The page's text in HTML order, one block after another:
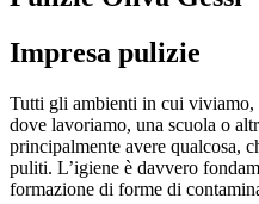
Impresa pulizie
Tutti gli ambienti in cui viviamo,
dove lavoriamo, una scuola o
principalmente avere qualcosa,
puliti. L’igiene è davvero
formazione di forme di